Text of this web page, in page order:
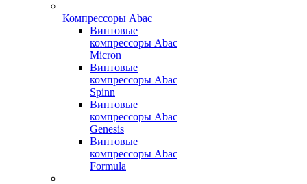
Компрессоры Abac
Винтовые
компрессоры Abac
Micron
Винтовые
компрессоры Abac
Spinn
Винтовые
компрессоры Abac
Genesis
Винтовые
компрессоры Abac
Formula